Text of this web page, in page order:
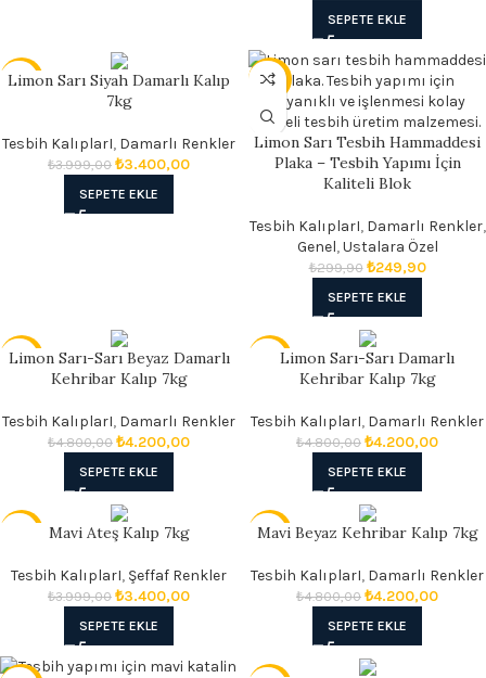
SEPETE EKLE
- 15%
Limon Sarı Siyah Damarlı Kalıp
7kg
Tesbih KalıplarI, Damarlı Renkler
₺3.999,00 ₺3.400,00
SEPETE EKLE
- 17%
Limon Sarı Tesbih Hammaddesi
Plaka – Tesbih Yapımı İçin
Kaliteli Blok
Tesbih KalıplarI, Damarlı Renkler,
Genel,Ustalara Özel
₺299,90 ₺249,90
SEPETE EKLE
- 13%
Limon Sarı-Sarı Beyaz Damarlı
Kehribar Kalıp 7kg
Tesbih KalıplarI, Damarlı Renkler
₺4.800,00 ₺4.200,00
SEPETE EKLE
- 13%Limon Sarı-Sarı Damarlı
Kehribar Kalıp 7kg
Tesbih KalıplarI, Damarlı Renkler
₺4.800,00 ₺4.200,00
SEPETE EKLE
Mavi Ateş Kalıp 7kg
Tesbih KalıplarI, Şeffaf Renkler
₺3.999,00 ₺3.400,00
SEPETE EKLE
- 13%
Mavi Beyaz Kehribar Kalıp 7kg
Tesbih KalıplarI, Damarlı Renkler
₺4.800,00 ₺4.200,00
SEPETE EKLE